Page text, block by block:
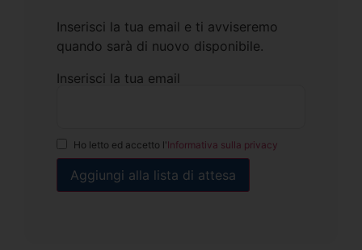
Inserisci la tua email e ti avviseremo
quando sarà di nuovo disponibile.
Inserisci la tua email
Ho letto ed accetto l'Informativa sulla privacy